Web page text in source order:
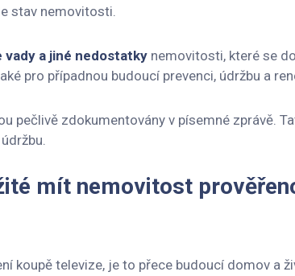
stav nemovitosti.
a jiné nedostatky nemovitosti, které se
pro případnou budoucí prevenci, údržbu a
pečlivě zdokumentovány v písemné zprávě.
mít nemovitost
koupě televize, je to přece budoucí domov